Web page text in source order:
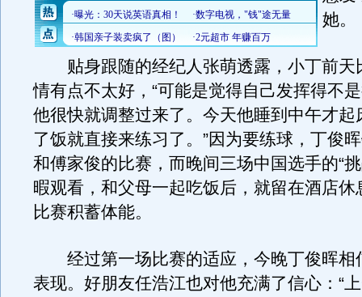
她。
贴身跟随的经纪人张萌透露，小丁前天
情有点不太好，“可能是觉得自己发挥得不
他很快就调整过来了。今天他睡到中午才起
了饭就直接来练习了。”因为要练球，丁俊
和傅家俊的比赛，而晚间三场中国选手的“
暇观看，和父母一起吃饭后，就留在酒店休
比赛积蓄体能。
经过第一场比赛的适应，今晚丁俊晖相
表现。好朋友任浩江也对他充满了信心：“